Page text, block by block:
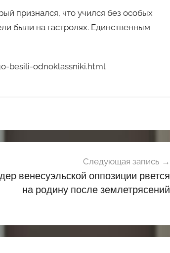
признался, что учился без особых
были на гастролях. Единственным
besili-odnoklassniki.html
Следующая запись
венесуэльской оппозиции рвется
на родину после землетрясений